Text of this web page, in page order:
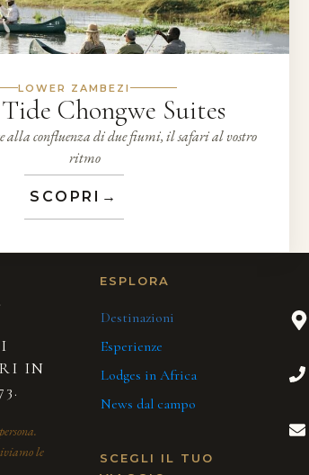
LOWER ZAMBEZI
Chongwe Suites
alla confluenza di due fiumi, il safari al vostro
ritmo
SCOPRI →
IN
le
ESPLORA
Destinazioni
Esperienze
Lodges in Africa
News dal campo
SCEGLI IL TUO